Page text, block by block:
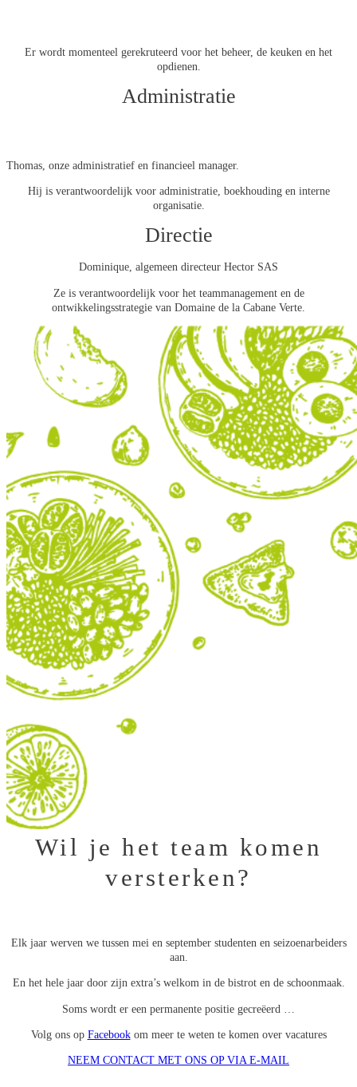
Er wordt momenteel gerekruteerd voor het beheer, de keuken en het
opdienen.
Administratie
Thomas, onze administratief en financieel manager.
Hij is verantwoordelijk voor administratie, boekhouding en interne
organisatie.
Directie
Dominique, algemeen directeur Hector SAS
Ze is verantwoordelijk voor het teammanagement en de
ontwikkelingsstrategie van Domaine de la Cabane Verte.
Wil je het team komen
versterken?
Elk jaar werven we tussen mei en september studenten en seizoenarbeiders
aan.
En het hele jaar door zijn extra’s welkom in de bistrot en de schoonmaak.
Soms wordt er een permanente positie gecreëerd …
Volg ons op Facebookom meer te weten te komen over vacatures
NEEM CONTACT MET ONS OP VIA E-MAIL